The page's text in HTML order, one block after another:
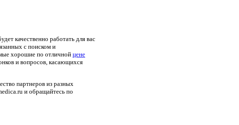
качественно работать для вас
с поиском и
хорошие по отличной цене
и вопросов, касающихся
партнеров из разных
и обращайтесь по